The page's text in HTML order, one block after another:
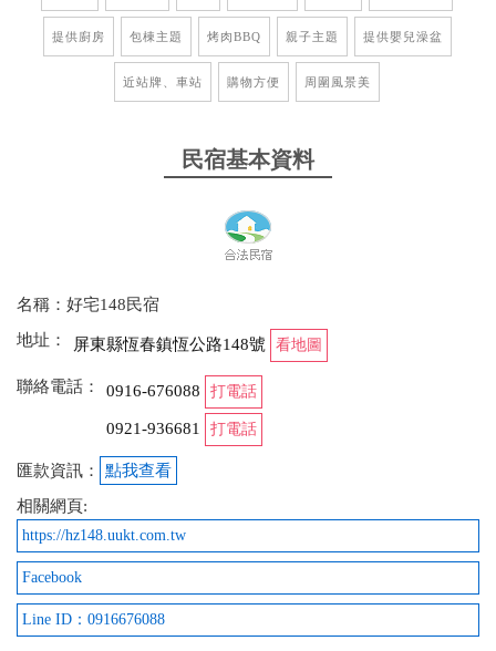
提供廚房 包棟主題 烤肉BBQ 親子主題 提供嬰兒澡盆
近站牌、車站 購物方便 周圍風景美
民宿基本資料
名稱：好宅148民宿
地址：
屏東縣恆春鎮恆公路148號 看地圖
聯絡電話： 0916-676088 打電話
0921-936681 打電話
匯款資訊：
點我查看
相關網頁:
https://hz148.uukt.com.tw
Facebook
Line ID：0916676088